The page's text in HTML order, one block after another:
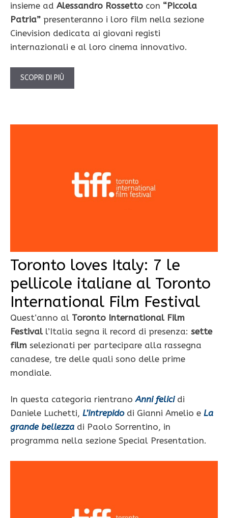
insieme ad Alessandro Rossetto con “Piccola
Patria” presenteranno i loro film nella sezione
Cinevision dedicata ai giovani registi
internazionali e al loro cinema innovativo.
SCOPRI DI PIÙ
Toronto loves Italy: 7 le
pellicole italiane al Toronto
International Film Festival
Quest’anno al Toronto International Film
Festival l’Italia segna il record di presenza: sette
film selezionati per partecipare alla rassegna
canadese, tre delle quali sono delle prime
mondiale.
In questa categoria rientranoAnni felicidi
Daniele Luchetti, L’intrepidodi Gianni Amelio e La
grande bellezza di Paolo Sorrentino, in
programma nella sezione Special Presentation.